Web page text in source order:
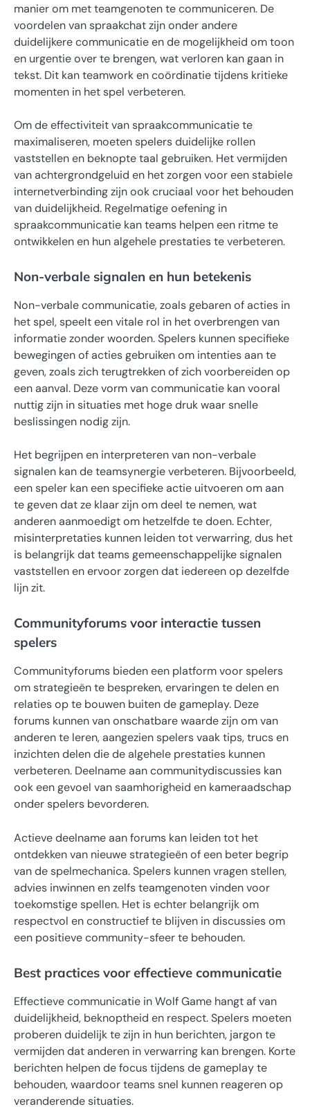
manier om met teamgenoten te communiceren. De
voordelen van spraakchat zijn onder andere
duidelijkere communicatie en de mogelijkheid om toon
en urgentie over te brengen, wat verloren kan gaan in
tekst. Dit kan teamwork en coördinatie tijdens kritieke
momenten in het spel verbeteren.
Om de effectiviteit van spraakcommunicatie te
maximaliseren, moeten spelers duidelijke rollen
vaststellen en beknopte taal gebruiken. Het vermijden
van achtergrondgeluid en het zorgen voor een stabiele
internetverbinding zijn ook cruciaal voor het behouden
van duidelijkheid. Regelmatige oefening in
spraakcommunicatie kan teams helpen een ritme te
ontwikkelen en hun algehele prestaties te verbeteren.
Non-verbale signalen en hun betekenis
Non-verbale communicatie, zoals gebaren of acties in
het spel, speelt een vitale rol in het overbrengen van
informatie zonder woorden. Spelers kunnen specifieke
bewegingen of acties gebruiken om intenties aan te
geven, zoals zich terugtrekken of zich voorbereiden op
een aanval. Deze vorm van communicatie kan vooral
nuttig zijn in situaties met hoge druk waar snelle
beslissingen nodig zijn.
Het begrijpen en interpreteren van non-verbale
signalen kan de teamsynergie verbeteren. Bijvoorbeeld,
een speler kan een specifieke actie uitvoeren om aan
te geven dat ze klaar zijn om deel te nemen, wat
anderen aanmoedigt om hetzelfde te doen. Echter,
misinterpretaties kunnen leiden tot verwarring, dus het
is belangrijk dat teams gemeenschappelijke signalen
vaststellen en ervoor zorgen dat iedereen op dezelfde
lijn zit.
Communityforums voor interactie tussen
spelers
Communityforums bieden een platform voor spelers
om strategieën te bespreken, ervaringen te delen en
relaties op te bouwen buiten de gameplay. Deze
forums kunnen van onschatbare waarde zijn om van
anderen te leren, aangezien spelers vaak tips, trucs en
inzichten delen die de algehele prestaties kunnen
verbeteren. Deelname aan communitydiscussies kan
ook een gevoel van saamhorigheid en kameraadschap
onder spelers bevorderen.
Actieve deelname aan forums kan leiden tot het
ontdekken van nieuwe strategieën of een beter begrip
van de spelmechanica. Spelers kunnen vragen stellen,
advies inwinnen en zelfs teamgenoten vinden voor
toekomstige spellen. Het is echter belangrijk om
respectvol en constructief te blijven in discussies om
een positieve community-sfeer te behouden.
Best practices voor effectieve communicatie
Effectieve communicatie in Wolf Game hangt af van
duidelijkheid, beknoptheid en respect. Spelers moeten
proberen duidelijk te zijn in hun berichten, jargon te
vermijden dat anderen in verwarring kan brengen. Korte
berichten helpen de focus tijdens de gameplay te
behouden, waardoor teams snel kunnen reageren op
veranderende situaties.